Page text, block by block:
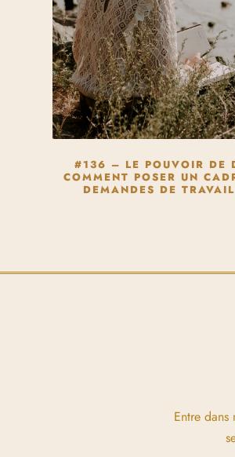
#136 – LE POUVOIR DE
COMMENT POSER UN
DEMANDES DE
Entre